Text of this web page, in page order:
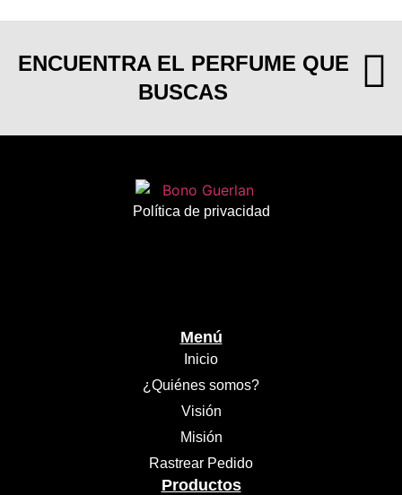
ENCUENTRA EL PERFUME QUE
BUSCAS
Política de privacidad
Menú
Inicio
¿Quiénes somos?
Visión
Misión
Rastrear Pedido
Productos